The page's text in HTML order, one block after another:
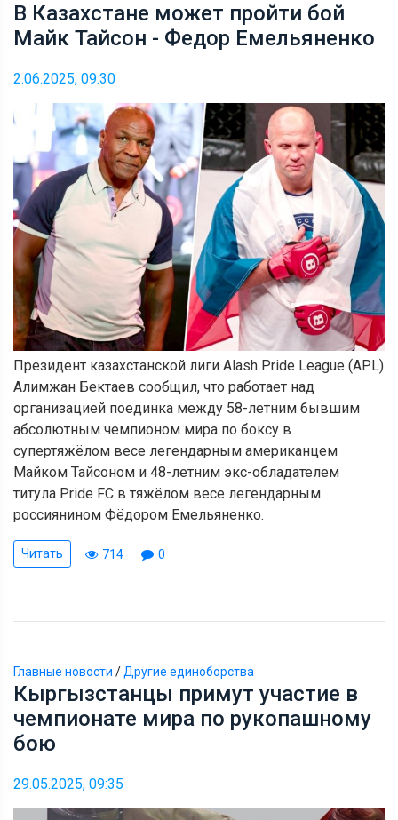
В Казахстане может пройти бой
Майк Тайсон - Федор Емельяненко
2.06.2025, 09:30
Президент казахстанской лиги Alash Pride League (APL)
Алимжан Бектаев сообщил, что работает над
организацией поединка между 58-летним бывшим
абсолютным чемпионом мира по боксу в
супертяжёлом весе легендарным американцем
Майком Тайсоном и 48-летним экс-обладателем
титула Pride FC в тяжёлом весе легендарным
россиянином Фёдором Емельяненко.
Читать 714 0
Главные новости /Другие единоборства
Кыргызстанцы примут участие в
чемпионате мира по рукопашному
бою
29.05.2025, 09:35